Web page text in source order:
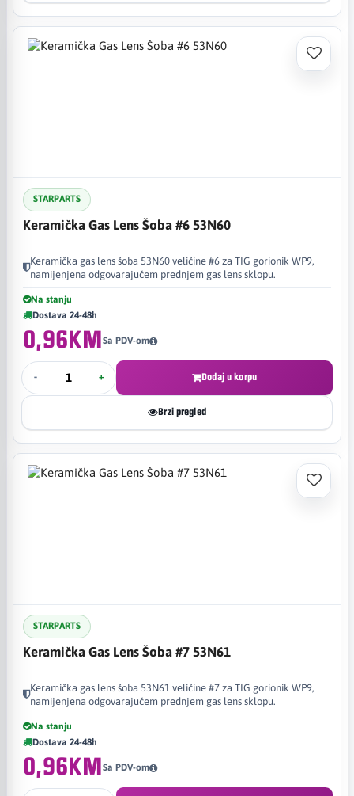
STARPARTS
Keramička Gas Lens Šoba #6 53N60
Keramička gas lens šoba 53N60 veličine #6 za TIG gorionik WP9,
namijenjena odgovarajućem prednjem gas lens sklopu.
Na stanju
Dostava 24-48h
0,96KMSa PDV-om
- + Dodaj u korpu
Brzi pregled
STARPARTS
Keramička Gas Lens Šoba #7 53N61
Keramička gas lens šoba 53N61 veličine #7 za TIG gorionik WP9,
namijenjena odgovarajućem prednjem gas lens sklopu.
Na stanju
Dostava 24-48h
0,96KMSa PDV-om